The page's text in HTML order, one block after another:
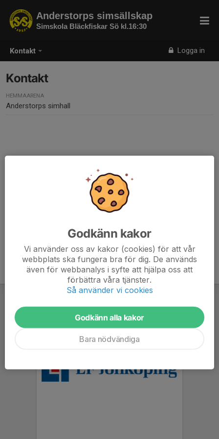
Kontakt Logga in
Anderstorps simsällskap
Simskola Bläckfiskar Sö kl.16:30
Kontakt
HEMMAARENA
Anderstorps simhall
Godkänn kakor
Vi använder oss av kakor (cookies) för att vår
webbplats ska fungera bra för dig. De används
även för webbanalys i syfte att hjälpa oss att
förbättra våra tjänster.
Så använder vi cookies
Godkänn alla kakor
Bara nödvändiga